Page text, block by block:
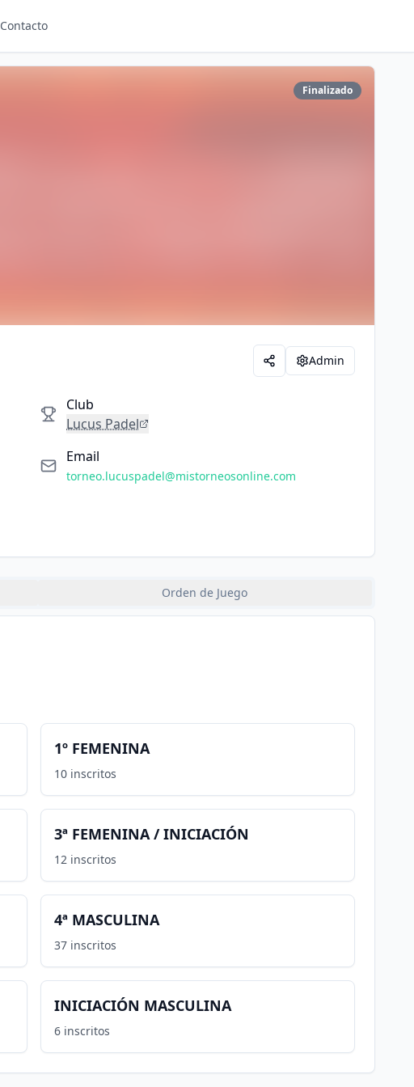
Contacto
Finalizado
Admin
Club
Lucus Padel
Email
torneo.lucuspadel@mistorneosonline.com
Orden de Juego
1º FEMENINA
10 inscritos
3ª FEMENINA / INICIACIÓN
12 inscritos
4ª MASCULINA
37 inscritos
INICIACIÓN MASCULINA
6 inscritos